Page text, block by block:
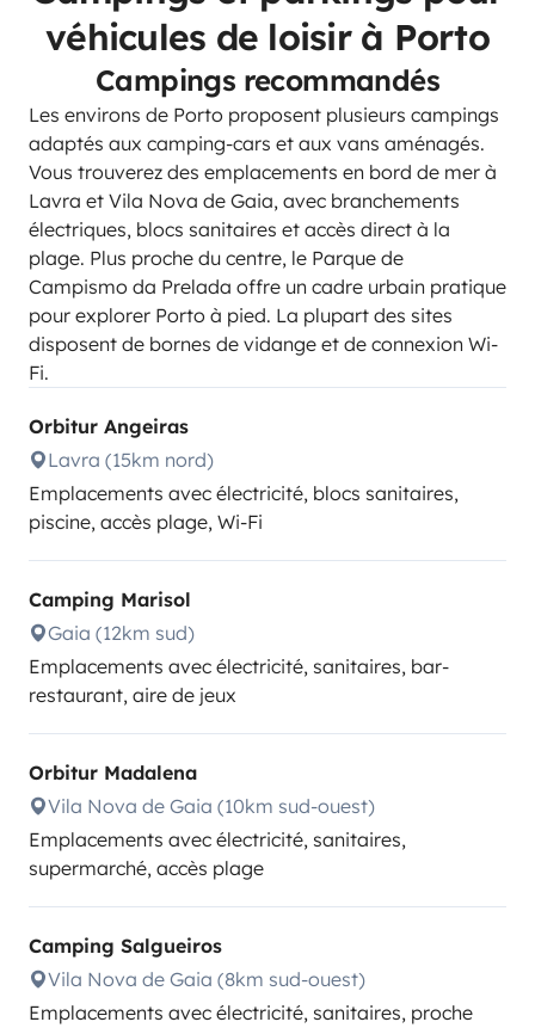
véhicules de loisir à Porto
Campings recommandés
Les environs de Porto proposent plusieurs campings
adaptés aux camping-cars et aux vans aménagés.
Vous trouverez des emplacements en bord de mer à
Lavra et Vila Nova de Gaia, avec branchements
électriques, blocs sanitaires et accès direct à la
plage. Plus proche du centre, le Parque de
Campismo da Prelada offre un cadre urbain pratique
pour explorer Porto à pied. La plupart des sites
disposent de bornes de vidange et de connexion Wi-
Fi.
Orbitur Angeiras
Lavra (15km nord)
Emplacements avec électricité, blocs sanitaires,
piscine, accès plage, Wi-Fi
Camping Marisol
Gaia (12km sud)
Emplacements avec électricité, sanitaires, bar-
restaurant, aire de jeux
Orbitur Madalena
Vila Nova de Gaia (10km sud-ouest)
Emplacements avec électricité, sanitaires,
supermarché, accès plage
Camping Salgueiros
Vila Nova de Gaia (8km sud-ouest)
Emplacements avec électricité, sanitaires, proche